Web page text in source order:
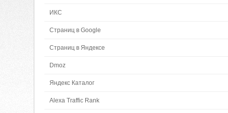
ИКС
Страниц в Google
Страниц в Яндексе
Dmoz
Яндекс Каталог
Alexa Traffic Rank